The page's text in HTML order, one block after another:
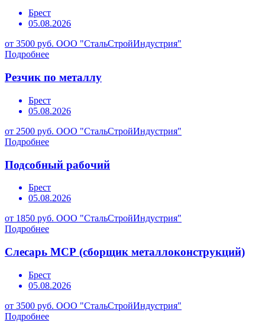
Брест
05.08.2026
от 3500 руб. ООО "СтальСтройИндустрия"
Подробнее
Резчик по металлу
Брест
05.08.2026
от 2500 руб. ООО "СтальСтройИндустрия"
Подробнее
Подсобный рабочий
Брест
05.08.2026
от 1850 руб. ООО "СтальСтройИндустрия"
Подробнее
Слесарь МСР (сборщик металлоконструкций)
Брест
05.08.2026
от 3500 руб. ООО "СтальСтройИндустрия"
Подробнее